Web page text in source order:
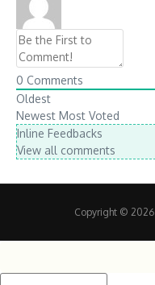
0 Comments
Oldest
Newest Most Voted
Inline Feedbacks
View all comments
Copyright © 2026